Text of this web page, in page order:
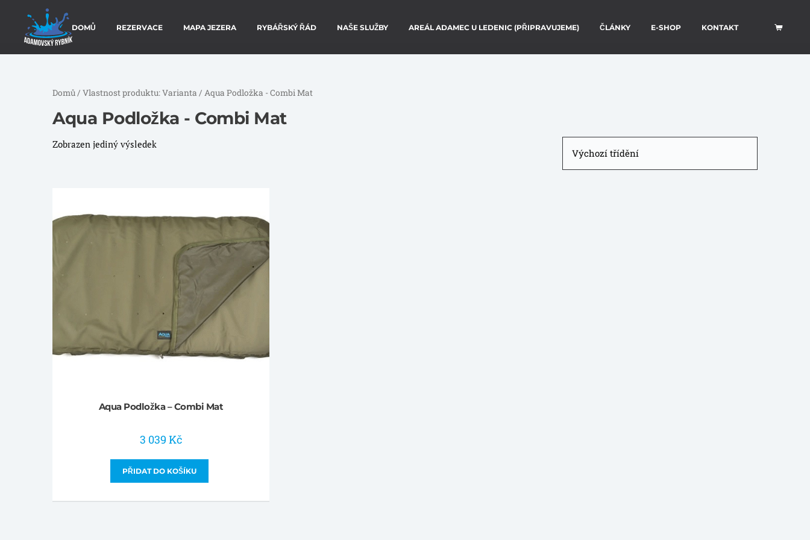
DOMŮ REZERVACE MAPA JEZERA RYBÁŘSKÝ ŘÁD NAŠE SLUŽBY AREÁL ADAMEC U LEDENIC (PŘIPRAVUJEME) ČLÁNKY E-SHOP KONTAKT
Domů/ Vlastnost produktu: Varianta / Aqua Podložka - Combi Mat
Aqua Podložka - Combi Mat
Zobrazen jediný výsledek
Aqua Podložka – Combi Mat
3 039 Kč
PŘIDAT DO KOŠÍKU